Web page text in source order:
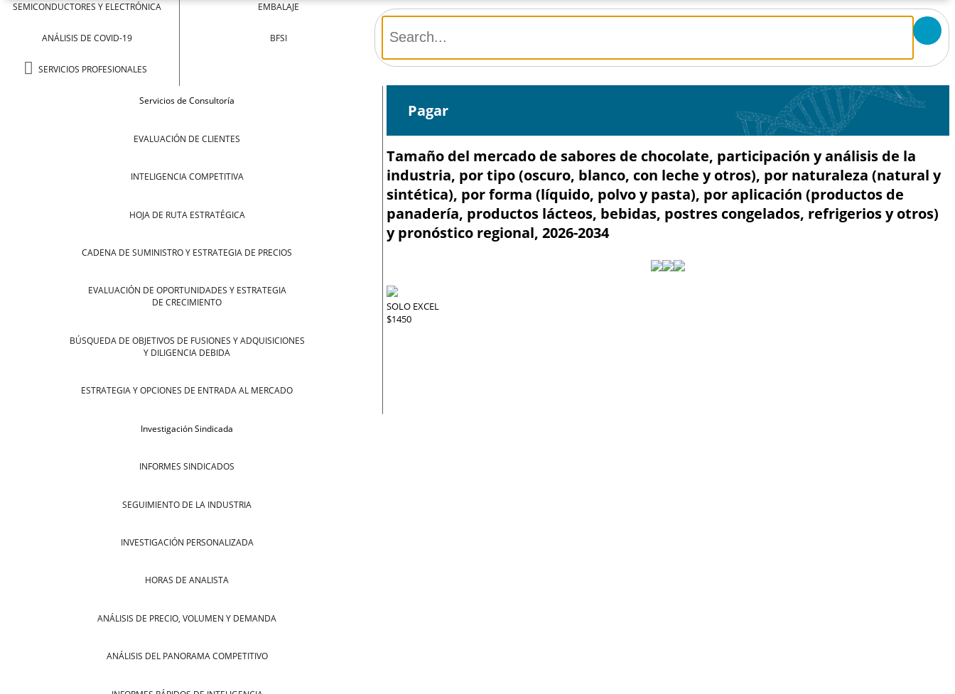
SEMICONDUCTORES Y ELECTRÓNICA
ANÁLISIS DE COVID-19
SERVICIOS PROFESIONALES
EMBALAJE
BFSI
Servicios de Consultoría
EVALUACIÓN DE CLIENTES
INTELIGENCIA COMPETITIVA
HOJA DE RUTA ESTRATÉGICA
CADENA DE SUMINISTRO Y ESTRATEGIA DE PRECIOS
EVALUACIÓN DE OPORTUNIDADES Y ESTRATEGIA
DE CRECIMIENTO
BÚSQUEDA DE OBJETIVOS DE FUSIONES Y ADQUISICIONES
Y DILIGENCIA DEBIDA
ESTRATEGIA Y OPCIONES DE ENTRADA AL MERCADO
Investigación Sindicada
INFORMES SINDICADOS
SEGUIMIENTO DE LA INDUSTRIA
INVESTIGACIÓN PERSONALIZADA
HORAS DE ANALISTA
ANÁLISIS DE PRECIO, VOLUMEN Y DEMANDA
ANÁLISIS DEL PANORAMA COMPETITIVO
Pagar
Tamaño del mercado de sabores de chocolate, participación y análisis de la
industria, por tipo (oscuro, blanco, con leche y otros), por naturaleza (natural y
sintética), por forma (líquido, polvo y pasta), por aplicación (productos de
panadería, productos lácteos, bebidas, postres congelados, refrigerios y otros)
y pronóstico regional, 2026-2034
SOLO EXCEL
$1450